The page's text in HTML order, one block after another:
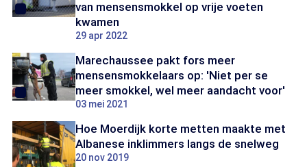
van mensensmokkel op vrije voeten
kwamen
29 apr 2022
Marechaussee pakt fors meer
mensensmokkelaars op: 'Niet per se
meer smokkel, wel meer aandacht voor'
03 mei 2021
Hoe Moerdijk korte metten maakte met
Albanese inklimmers langs de snelweg
20 nov 2019